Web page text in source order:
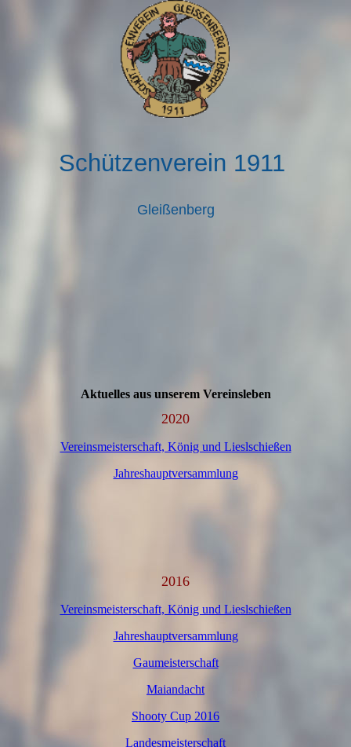
Schützenverein 1911
Gleißenberg
Aktuelles aus unserem Vereinsleben
2020
Vereinsmeisterschaft, König und Lieslschießen
Jahreshauptversammlung
2016
Vereinsmeisterschaft, König und Lieslschießen
Jahreshauptversammlung
Gaumeisterschaft
Maiandacht
Shooty Cup 2016
Landesmeisterschaft